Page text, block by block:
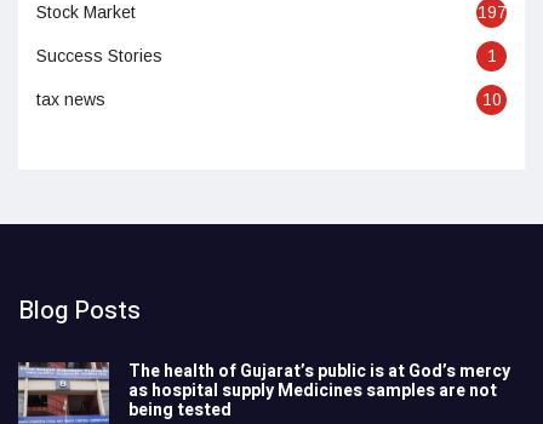
Stock Market 197
Success Stories 1
tax news 10
Blog Posts
The health of Gujarat’s public is at God’s mercy
as hospital supply Medicines samples are not
being tested